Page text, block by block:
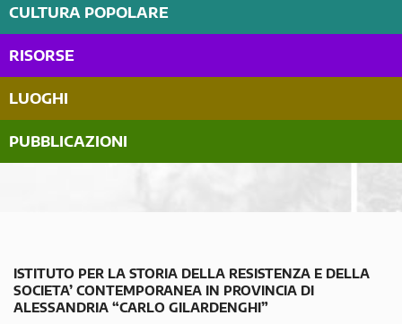
CULTURA POPOLARE
RISORSE
LUOGHI
PUBBLICAZIONI
ISTITUTO PER LA STORIA DELLA RESISTENZA E DELLA
SOCIETA’ CONTEMPORANEA IN PROVINCIA DI
ALESSANDRIA “CARLO GILARDENGHI”